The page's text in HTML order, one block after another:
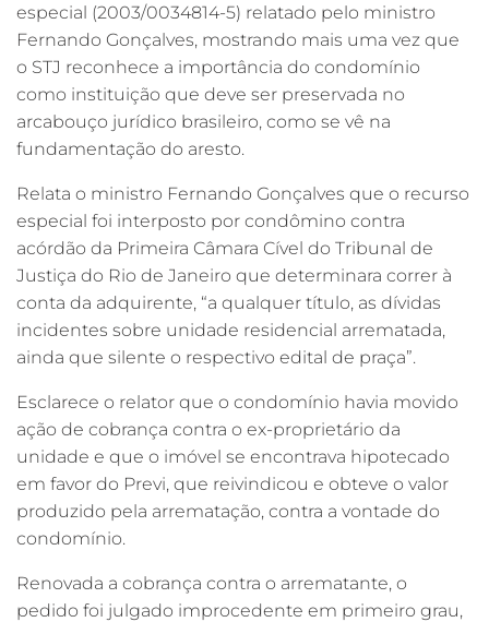
especial (2003/0034814-5) relatado pelo ministro
Fernando Gonçalves, mostrando mais uma vez que
o STJ reconhece a importância do condomínio
como instituição que deve ser preservada no
arcabouço jurídico brasileiro, como se vê na
fundamentação do aresto.
Relata o ministro Fernando Gonçalves que o recurso
especial foi interposto por condômino contra
acórdão da Primeira Câmara Cível do Tribunal de
Justiça do Rio de Janeiro que determinara correr à
conta da adquirente, “a qualquer título, as dívidas
incidentes sobre unidade residencial arrematada,
ainda que silente o respectivo edital de praça”.
Esclarece o relator que o condomínio havia movido
ação de cobrança contra o ex-proprietário da
unidade e que o imóvel se encontrava hipotecado
em favor do Previ, que reivindicou e obteve o valor
produzido pela arrematação, contra a vontade do
condomínio.
Renovada a cobrança contra o arrematante, o
pedido foi julgado improcedente em primeiro grau,